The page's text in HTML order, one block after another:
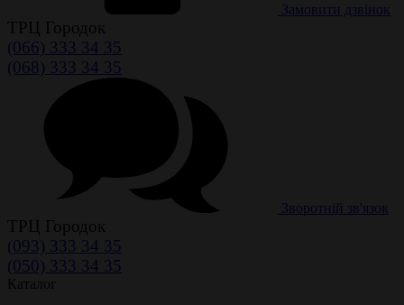
Замовити дзвінок
ТРЦ Городок
(066) 333 34 35
(068) 333 34 35
Зворотній зв'язок
ТРЦ Городок
(093) 333 34 35
(050) 333 34 35
Каталог